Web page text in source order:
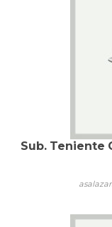
Sub. Teniente